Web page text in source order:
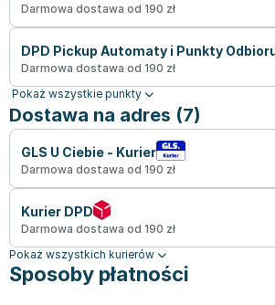
Darmowa dostawa od 190 zł
DPD Pickup Automaty i Punkty
Darmowa dostawa od 190 zł
Pokaż wszystkie punkty
Dostawa na adres (7)
GLS U Ciebie - Kurier
Darmowa dostawa od 190 zł
Kurier DPD
Darmowa dostawa od 190 zł
Pokaż wszystkich kurierów
Sposoby płatności